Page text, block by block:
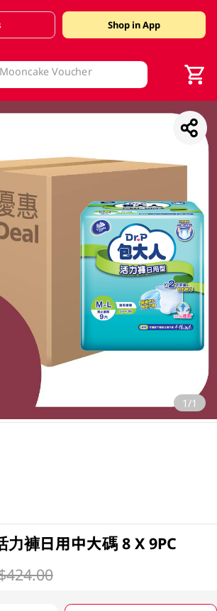
30 June 2026
Shop in App
1/1
力褲日用中大碼 8 X 9PC